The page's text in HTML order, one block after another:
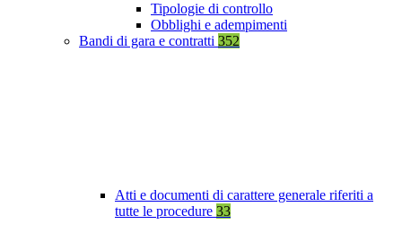
Tipologie di controllo
Obblighi e adempimenti
Bandi di gara e contratti 352
Atti e documenti di carattere generale riferiti a
tutte le procedure 33